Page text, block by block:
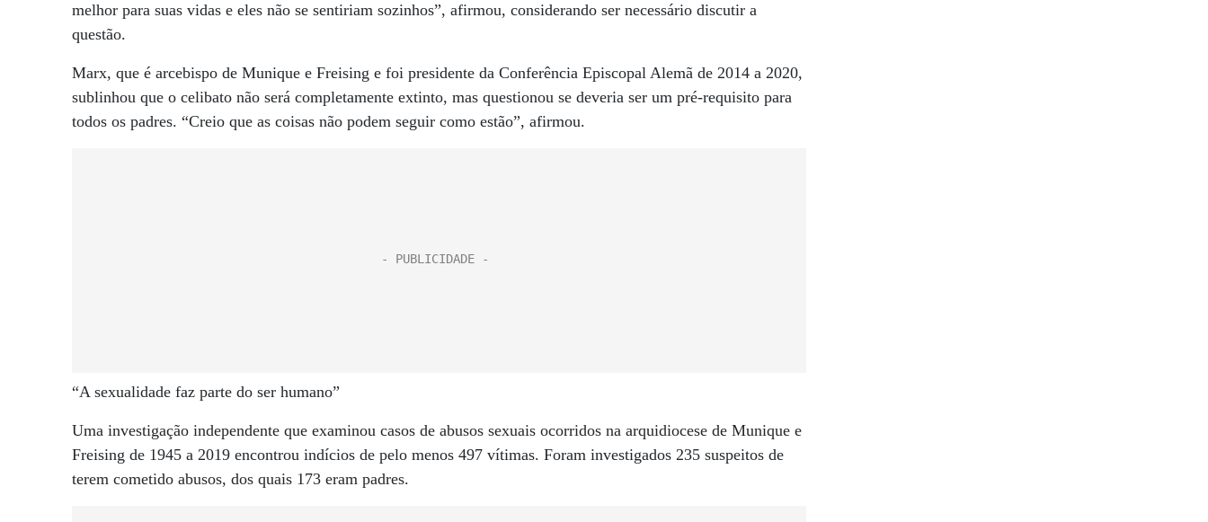
melhor para suas vidas e eles não se sentiriam sozinhos”, afirmou, considerando ser necessário discutir a
questão.
Marx, que é arcebispo de Munique e Freising e foi presidente da Conferência Episcopal Alemã de 2014 a 2020,
sublinhou que o celibato não será completamente extinto, mas questionou se deveria ser um pré-requisito para
todos os padres. “Creio que as coisas não podem seguir como estão”, afirmou.
“A sexualidade faz parte do ser humano”
Uma investigação independente que examinou casos de abusos sexuais ocorridos na arquidiocese de Munique e
Freising de 1945 a 2019 encontrou indícios de pelo menos 497 vítimas. Foram investigados 235 suspeitos de
terem cometido abusos, dos quais 173 eram padres.